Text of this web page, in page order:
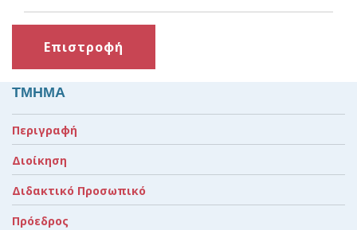
Επιστροφή
ΤΜΗΜΑ
Περιγραφή
Διοίκηση
Διδακτικό Προσωπικό
Πρόεδρος